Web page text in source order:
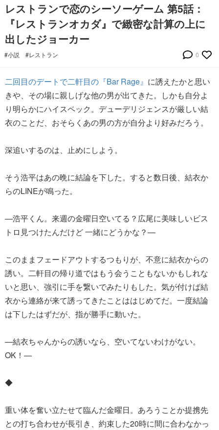
レストランで恋のシーソーゲーム 第5話：
『レストランオカダ』で緻密な計算の上に
出したジョーカー
#小説 #レストラン 0
二回目のデートで二軒目の『Bar Rage』 に誘えたかと思い
きや、その場に親しげな他の男が出てきた。しかも自分よ
り明らかにハイスペック。デューデリジェンスが厳しい結
衣のことだ、おそらくあの男の方が自分より好みだろう。
深追いするのは、止めにしよう。
そう浩平はあの晩に結論を下した。すると数日後、結衣か
らのLINEが鳴った。
—浩平くん。来週の金曜日空いてる？広尾に美味しいビス
トロ見つけたんだけど 一緒にどうかな？—
このままフェードアウトするつもりが、不意に結衣からの
誘い。二軒目の帰り道ではもう会うこともないかもしれな
いと思い、強引に手を繋いでみたりもした。気が付けば結
衣から連絡が来て誘ってきたことははじめてだ。一度結論
は下したはずだが、指が勝手に動いた。
—結衣ちゃんからの誘いなら、空いてないわけがない。
OK！—
◆
重い体を奮い立たせて臨んだ金曜日。あろうことか提携先
との打ち合わせが長引き、約束した20時に間に合わなかっ